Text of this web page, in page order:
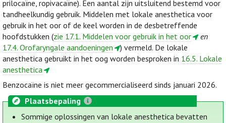
prilocaïne, ropivacaïne). Een aantal zijn uitsluitend bestemd voor
tandheelkundig gebruik. Middelen met lokale anesthetica voor
gebruik in het oor of de keel worden in de desbetreffende
hoofdstukken (zie 17.1. Middelen voor gebruik in het oor
en
17.4. Orofaryngale aandoeningen
) vermeld. De lokale
anesthetica gebruikt in het oog worden besproken in 16.5. Lokale
anesthetica
Benzocaïne is niet meer gecommercialiseerd sinds januari 2026.
Plaatsbepaling
Sommige oplossingen van lokale anesthetica bevatten